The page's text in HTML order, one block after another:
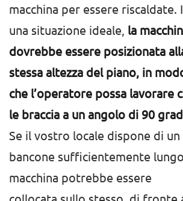
macchina per essere riscaldate.
una situazione ideale, la
dovrebbe essere posizionata
stessa altezza del piano, in
che l’operatore possa lavorare
le braccia a un angolo di 90
Se il vostro locale dispone di un
bancone sufficientemente
macchina potrebbe essere